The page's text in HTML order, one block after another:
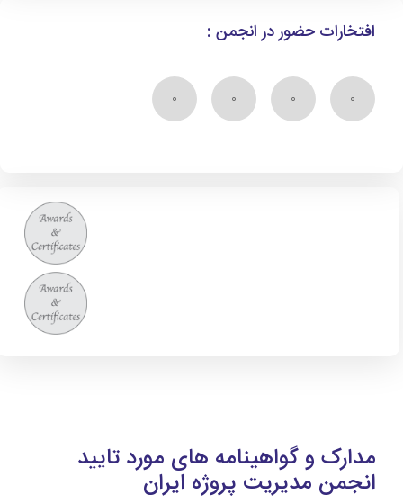
افتخارات حضور در انجمن :
مدارک و گواهینامه های مورد تایید
انجمن مدیریت پروژه ایران